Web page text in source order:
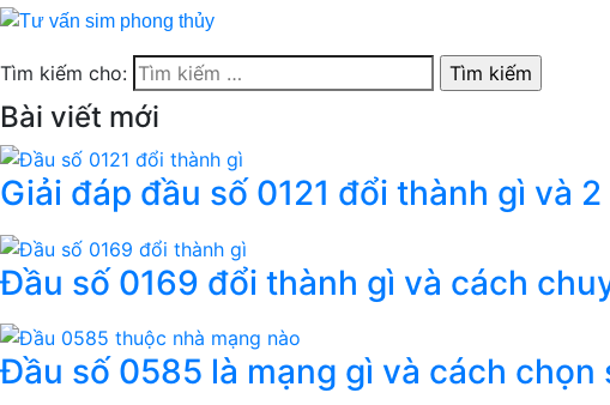
Tìm kiếm cho:
Bài viết mới
Giải đáp đầu số 0121 đổi thành gì và
Đầu số 0169 đổi thành gì và cách
Đầu số 0585 là mạng gì và cách